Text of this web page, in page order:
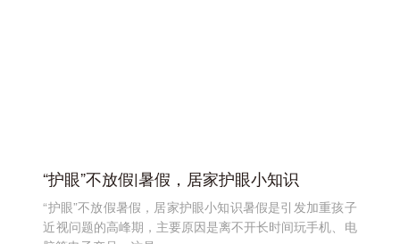
“护眼”不放假|暑假，居家护眼小知识
“护眼”不放假暑假，居家护眼小知识暑假是引发加重孩子
近视问题的高峰期，主要原因是离不开长时间玩手机、电